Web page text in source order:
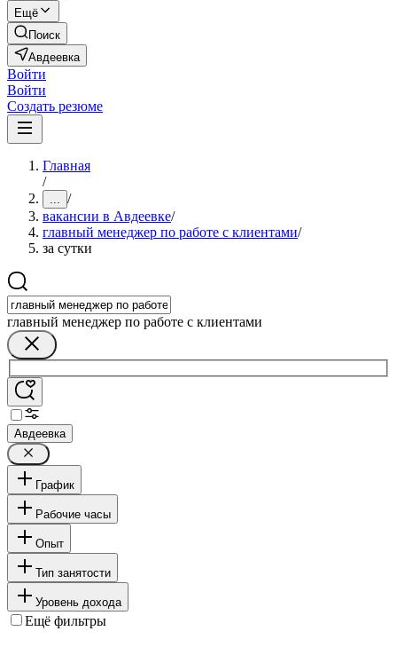
Ещё
Поиск
Авдеевка
Войти
Войти
Создать резюме
Главная
/
... /
вакансии в Авдеевке/
главный менеджер по работе с клиентами/
за сутки
главный менеджер по работе с клиентами
Авдеевка
График
Рабочие часы
Опыт
Тип занятости
Уровень дохода
Ещё фильтры